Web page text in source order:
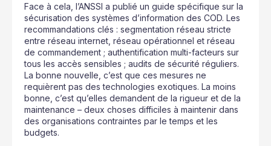
Face à cela, l’ANSSI a publié un guide spécifique sur la
sécurisation des systèmes d’information des COD. Les
recommandations clés : segmentation réseau stricte
entre réseau internet, réseau opérationnel et réseau
de commandement ; authentification multi-facteurs sur
tous les accès sensibles ; audits de sécurité réguliers.
La bonne nouvelle, c’est que ces mesures ne
requièrent pas des technologies exotiques. La moins
bonne, c’est qu’elles demandent de la rigueur et de la
maintenance – deux choses difficiles à maintenir dans
des organisations contraintes par le temps et les
budgets.